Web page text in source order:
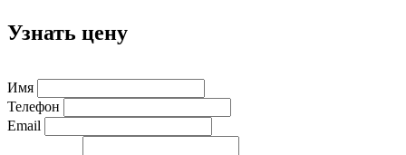
Узнать цену
Имя
Телефон
Email